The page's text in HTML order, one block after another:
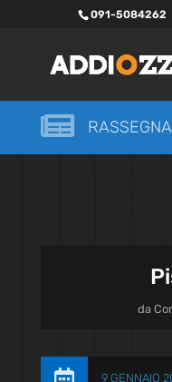
091-5084262

da
9 GENNAIO